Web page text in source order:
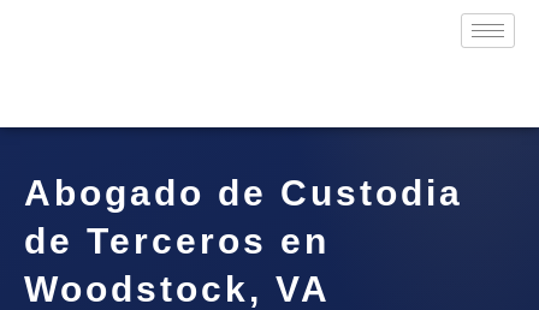
Abogado de Custodia
de Terceros en
Woodstock, VA